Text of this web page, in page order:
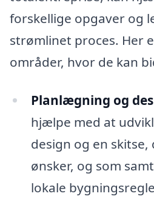
forskellige opgaver og
strømlinet proces. Her
områder, hvor de kan
Planlægning og
hjælpe med at
design og en
ønsker, og som
lokale